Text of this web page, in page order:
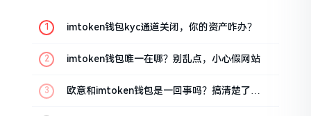
imtoken钱包kyc通道关闭，你的资产咋办？
imtoken钱包唯一在哪？别乱点，小心假网站
欧意和imtoken钱包是一回事吗？搞清楚了再